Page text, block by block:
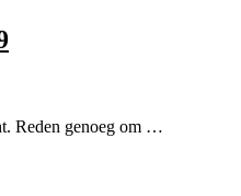
Reden genoeg om …